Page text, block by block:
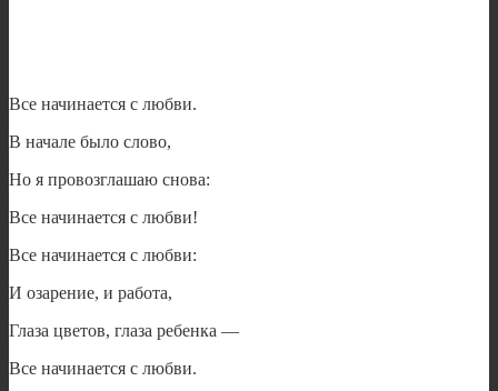
Все начинается с любви.
В начале было слово,
Но я провозглашаю снова:
Все начинается с любви!
Все начинается с любви:
И озарение, и работа,
Глаза цветов, глаза ребенка —
Все начинается с любви.